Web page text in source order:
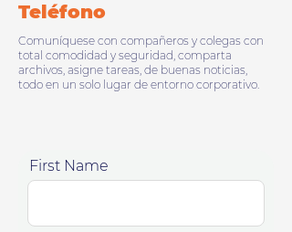
Teléfono
Comuníquese con compañeros y colegas con
total comodidad y seguridad, comparta
archivos, asigne tareas, de buenas noticias,
todo en un solo lugar de entorno corporativo.
First Name